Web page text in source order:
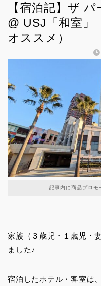
【宿泊記】ザ
@ USJ「和室」
オススメ）
記事内に商品プロモ
家族（３歳児・１歳児・
ました♪
宿泊したホテル・客室は、